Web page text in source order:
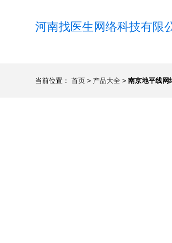
河南找医生网络科技有限
当前位置： 首页 > 产品大全 > 南京地平线网